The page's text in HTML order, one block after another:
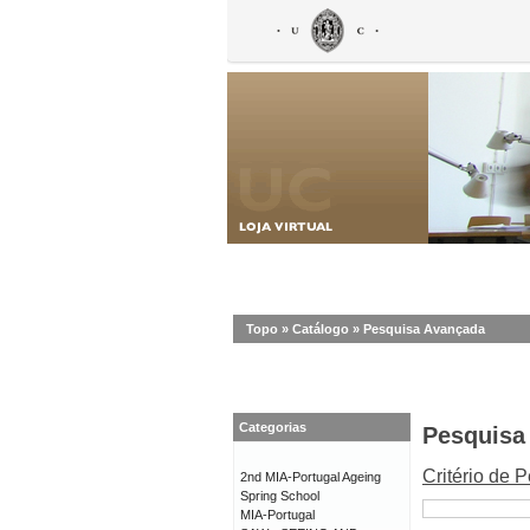
Topo » Catálogo » Pesquisa Avançada
Critério de
Categorias
2nd MIA-Portugal Ageing
Spring School
MIA-Portugal